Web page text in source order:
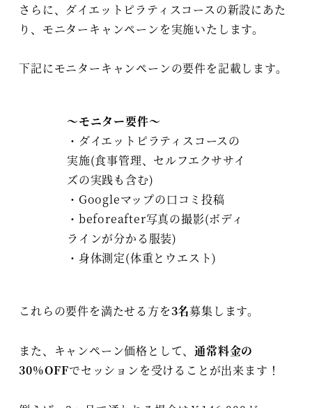
さらに、ダイエットピラティスコースの新設にあた
り、モニターキャンペーンを実施いたします。
下記にモニターキャンペーンの要件を記載します。
～モニター要件～
・ダイエットピラティスコースの
実施(食事管理、セルフエクササイ
ズの実践も含む)
・Googleマップの口コミ投稿
・beforeafter写真の撮影(ボディ
ラインが分かる服装)
・身体測定(体重とウエスト)
これらの要件を満たせる方を3名募集します。
また、キャンペーン価格として、通常料金の
30%OFFでセッションを受けることが出来ます！